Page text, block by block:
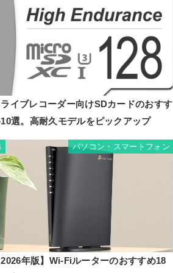
イブレコーダー向けSDカードのおすす
選。高耐久モデルをピックアップ
パソコン・スマートフォン
年版】Wi-Fiルーターのおすすめ18